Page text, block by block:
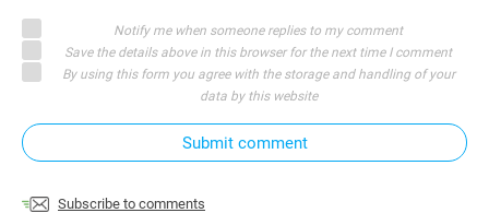
Notify me when someone replies to my comment
Save the details above in this browser for the next time I comment
By using this form you agree with the storage and handling of your
data by this website
Submit comment
Subscribe to comments